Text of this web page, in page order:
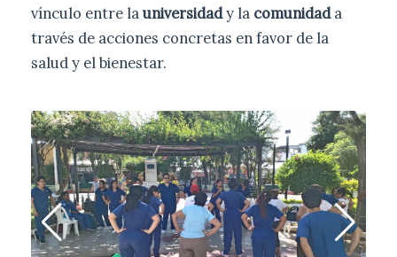
vínculo entre launiversidady la comunidada
través de acciones concretas en favor de la
salud y el bienestar.